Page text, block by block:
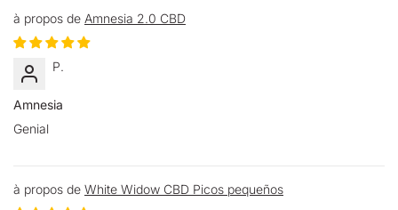
Amnesia 2.0 CBD
P.
Amnesia
Genial
White Widow CBD Picos pequeños